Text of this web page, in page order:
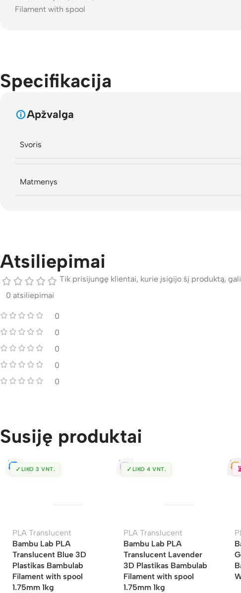
Filament with spool
Specifikacija
Apžvalga
Svoris
Matmenys
Atsiliepimai
0 atsiliepimai
0
0
0
0
0
Tik prisijungę klientai, kurie įsigijo šį produktą,
Susiję produktai
✓ LIKO 3 VNT.
PLA Translucent
Bambu Lab PLA
Translucent Blue 3D
Plastikas Bambulab
Filament with spool
1.75mm 1kg
✓ LIKO 4 VNT.
PLA Translucent
Bambu Lab PLA
Translucent Lavender
3D Plastikas Bambulab
Filament with spool
1.75mm 1kg